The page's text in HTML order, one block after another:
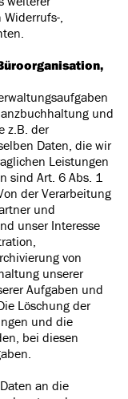
,
und
z.B. der
Daten, die wir
Leistungen
sind Art. 6 Abs. 1
der Verarbeitung
und
unser Interesse
von
unserer
Aufgaben und
Löschung der
und die
bei diesen
an die